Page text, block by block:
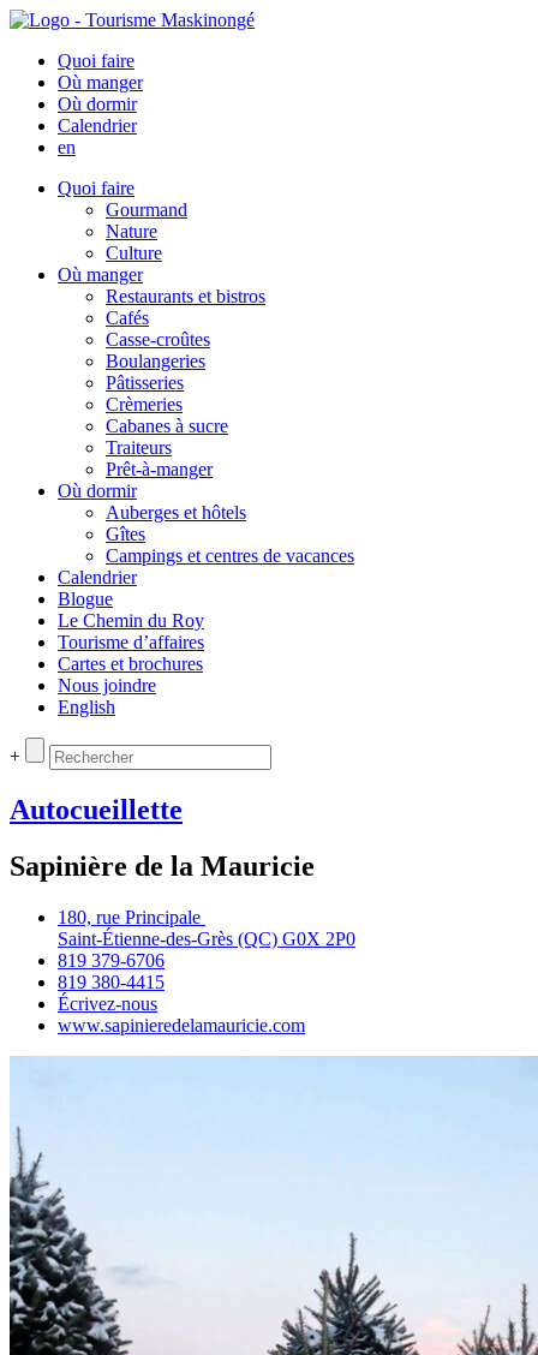
Quoi faire
Où manger
Où dormir
Calendrier
en
Quoi faire
Gourmand
Nature
Culture
Où manger
Restaurants et bistros
Cafés
Casse-croûtes
Boulangeries
Pâtisseries
Crèmeries
Cabanes à sucre
Traiteurs
Prêt-à-manger
Où dormir
Auberges et hôtels
Gîtes
Campings et centres de vacances
Calendrier
Blogue
Le Chemin du Roy
Tourisme d’affaires
Cartes et brochures
Nous joindre
English
+
Autocueillette
Sapinière de la Mauricie
180, rue Principale
Saint‑Étienne‑des‑Grès (QC) G0X 2P0
819 379‑6706
819 380‑4415
Écrivez‑nous
www.sapinieredelamauricie.com